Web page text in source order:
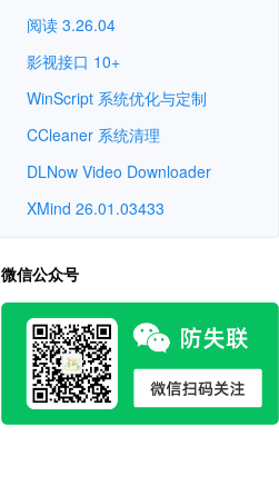
阅读 3.26.04
影视接口 10+
WinScript 系统优化与定制
CCleaner 系统清理
DLNow Video Downloader
XMind 26.01.03433
微信公众号